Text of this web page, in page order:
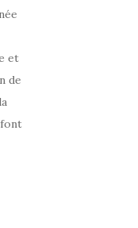
et
de